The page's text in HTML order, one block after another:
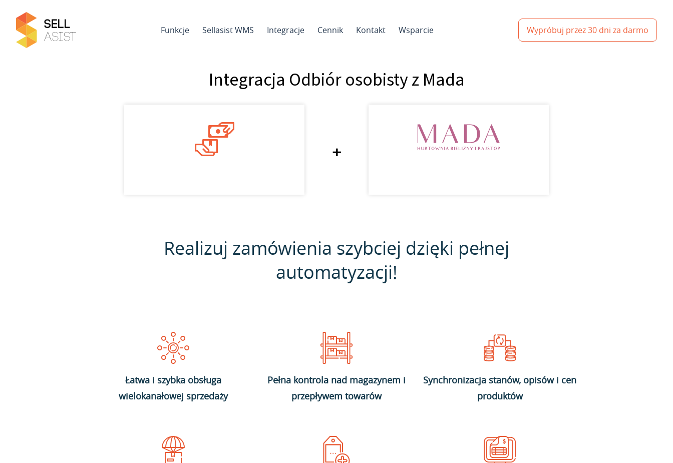
Funkcje Sellasist WMS Integracje Cennik Kontakt Wsparcie Wypróbuj przez 30 dni za darmo
Integracja Odbiór osobisty z Mada
+
Realizuj zamówienia szybciej dzięki pełnej
automatyzacji!
Łatwa i szybka obsługa
wielokanałowej sprzedaży
Pełna kontrola nad magazynem i
przepływem towarów
Synchronizacja stanów, opisów i cen
produktów